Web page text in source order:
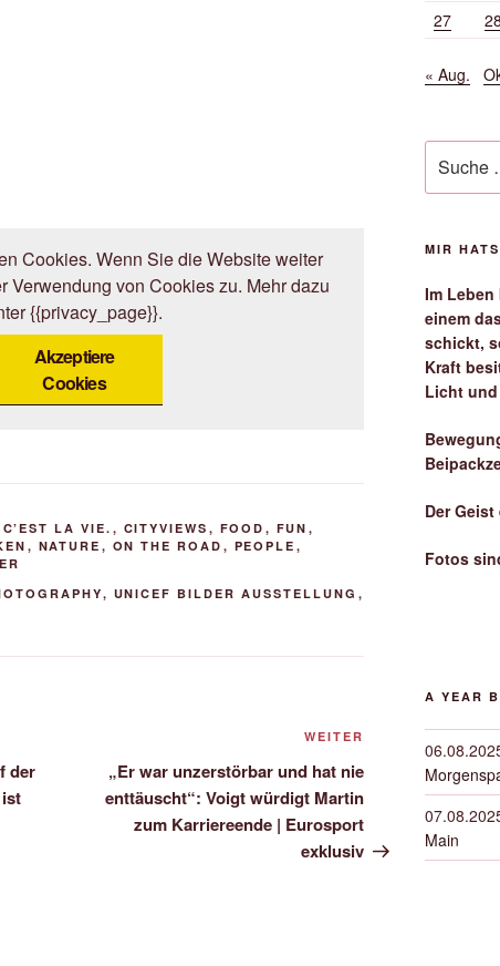
Cookies. Wenn Sie die Website weiter
Verwendung von Cookies zu. Mehr dazu
{{privacy_page}}.
Akzeptiere
Cookies
C’EST LA VIE. , CITYVIEWS , FOOD , FUN ,
, NATURE , ON THE ROAD , PEOPLE ,
, UNICEF BILDER AUSSTELLUNG ,
der
Nächster
Beitrag
WEITER
„Er war unzerstörbar und hat nie
enttäuscht“: Voigt würdigt Martin
zum Karriereende | Eurosport
exklusiv
27
28
« Aug.
nach:
MIR
Im
einem
schickt,
Kraft
Licht
Der
Fotos
A YEAR
Main